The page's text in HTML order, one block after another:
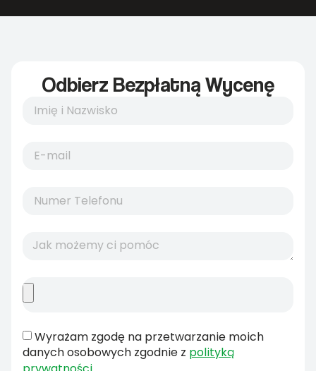
Odbierz Bezpłatną Wycenę
Wyrażam zgodę na przetwarzanie moich
danych osobowych zgodnie z polityką